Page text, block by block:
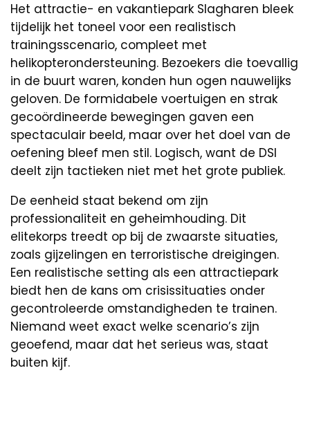
Het attractie- en vakantiepark Slagharen bleek
tijdelijk het toneel voor een realistisch
trainingsscenario, compleet met
helikopterondersteuning. Bezoekers die toevallig
in de buurt waren, konden hun ogen nauwelijks
geloven. De formidabele voertuigen en strak
gecoördineerde bewegingen gaven een
spectaculair beeld, maar over het doel van de
oefening bleef men stil. Logisch, want de DSI
deelt zijn tactieken niet met het grote publiek.
De eenheid staat bekend om zijn
professionaliteit en geheimhouding. Dit
elitekorps treedt op bij de zwaarste situaties,
zoals gijzelingen en terroristische dreigingen.
Een realistische setting als een attractiepark
biedt hen de kans om crisissituaties onder
gecontroleerde omstandigheden te trainen.
Niemand weet exact welke scenario’s zijn
geoefend, maar dat het serieus was, staat
buiten kijf.